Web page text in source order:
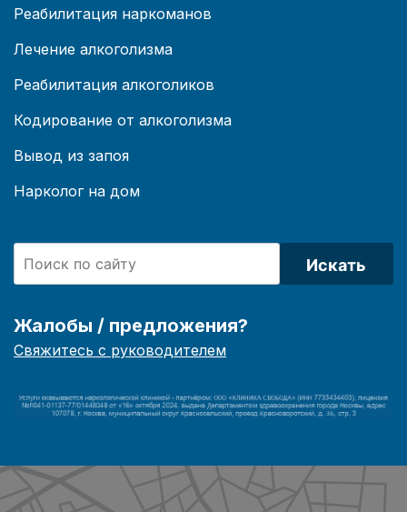
Реабилитация наркоманов
Лечение алкоголизма
Реабилитация алкоголиков
Кодирование от алкоголизма
Вывод из запоя
Нарколог на дом
Искать
Жалобы / предложения?
Свяжитесь с руководителем